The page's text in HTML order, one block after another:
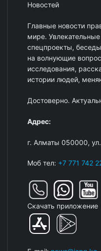
Новостей
Главные новости
мире.
спецпроекты,
на волнующие
исследования,
истории людей,
Достоверно.
Адрес:
г. Алматы 050000,
Моб тел: +7 771 742
Скачать приложение